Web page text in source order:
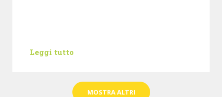
Leggi tutto
MOSTRA ALTRI